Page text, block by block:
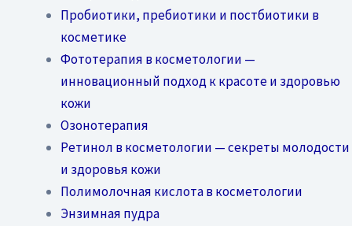
Пробиотики, пребиотики и постбиотики в
косметике
Фототерапия в косметологии —
инновационный подход к красоте и здоровью
кожи
Озонотерапия
Ретинол в косметологии — секреты молодости
и здоровья кожи
Полимолочная кислота в косметологии
Энзимная пудра